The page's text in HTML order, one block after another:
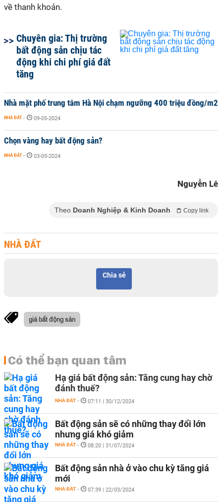
về thanh khoản.
Chuyên gia: Thị trường
bất động sản chịu tác
động khi chi phí giá đất
tăng
Nhà mặt phố trung tâm Hà Nội chạm ngưỡng 400 triệu đồng/m2
NHÀ ĐẤT - 09-05-2024
Chọn vàng hay bất động sản?
NHÀ ĐẤT - 03-05-2024
Nguyễn Lê
Theo Doanh Nghiệp & Kinh Doanh Copy link
NHÀ ĐẤT
Chia sẻ
giá bất động sản
Có thể bạn quan tâm
Hạ giá bất động sản: Tăng cung hay chờ
đánh thuế?
NHÀ ĐẤT - 07:11 | 30/12/2024
Bất động sản sẽ có những thay đổi lớn
nhưng giá khó giảm
NHÀ ĐẤT - 08:20 | 31/07/2024
Bất động sản nhà ở vào chu kỳ tăng giá
mới
NHÀ ĐẤT - 07:39 | 22/03/2024